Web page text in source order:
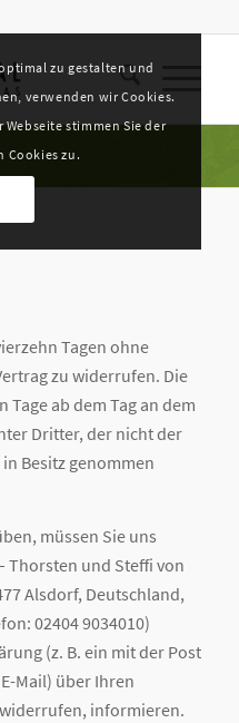
Tagen ohne
zu widerrufen. Die
ab dem Tag an dem
Dritter, der nicht der
Besitz genommen
müssen Sie uns
Thorsten und Steffi von
Alsdorf, Deutschland,
02404 9034010)
(z. B. ein mit der Post
Mail) über Ihren
informieren.
zu gestalten und
verwenden wir Cookies.
stimmen Sie der
Cookies zu.